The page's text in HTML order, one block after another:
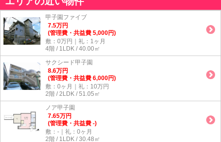
甲子園ファイブ
7.5万円
(管理費・共益費 5,000円)
敷：0万円｜礼：1ヶ月
4階 / 1LDK / 40.00㎡
サクシード甲子園
8.6万円
(管理費・共益費 6,000円)
敷：0ヶ月｜礼：10万円
2階 / 2LDK / 51.05㎡
ノア甲子園
7.65万円
(管理費・共益費 -)
敷：-｜礼：0ヶ月
2階 / 1LDK / 30.48㎡